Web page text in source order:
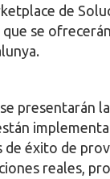
de
se
presentarán
de éxito de
reales,